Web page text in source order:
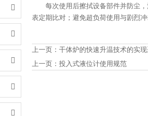





每次使用后擦拭设备部件并防尘
表定期比对；避免超负荷使用与剧烈冲
上一页： 干体炉的快速升温技术的实
上一页： 投入式液位计使用规范